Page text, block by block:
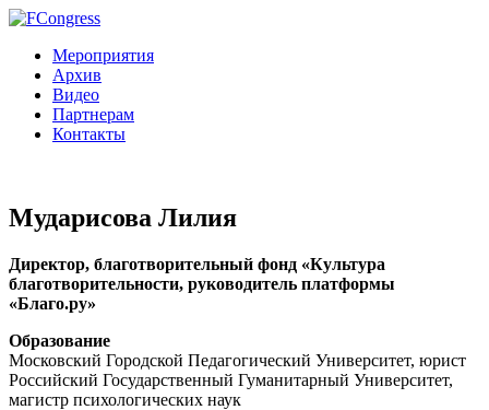
Мероприятия
Архив
Видео
Партнерам
Контакты
Мударисова Лилия
Директор, благотворительный фонд «Культура
благотворительности, руководитель платформы
«Благо.ру»
Образование
Московский Городской Педагогический Университет, юрист
Российский Государственный Гуманитарный Университет,
магистр психологических наук